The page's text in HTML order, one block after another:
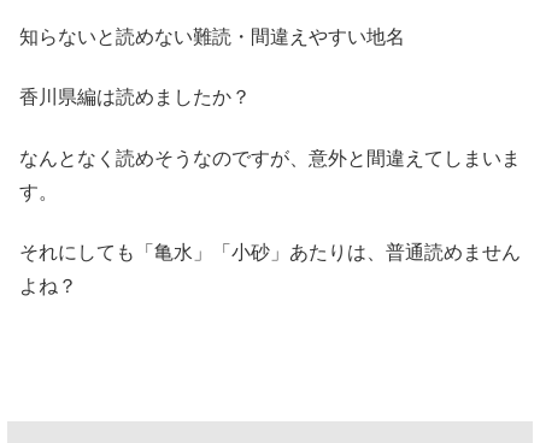
知らないと読めない難読・間違えやすい地名
香川県編は読めましたか？
なんとなく読めそうなのですが、意外と間違えてしまいま
す。
それにしても「亀水」「小砂」あたりは、普通読めません
よね？